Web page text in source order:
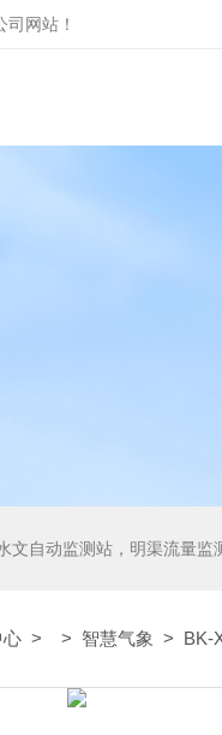
司 网站！
文自动监测站，明渠流量
心 > > 智慧气象 > BK-